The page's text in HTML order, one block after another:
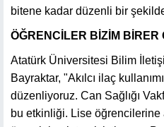
bitene kadar düzenli bir
ÖĞRENCİLER BİZİM BİRER
Atatürk Üniversitesi Bilim
Bayraktar, "Akılcı ilaç
düzenliyoruz. Can Sağlığı
bu etkinliği. Lise öğrencilerine